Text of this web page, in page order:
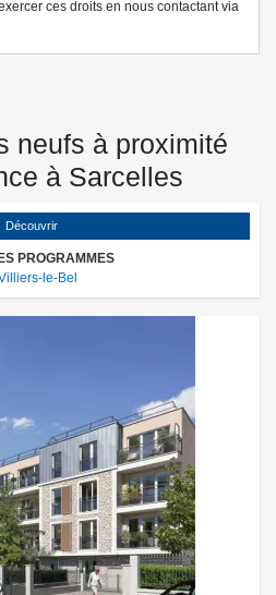
ces droits en nous contactant via
neufs à proximité
à Sarcelles
Découvrir
PROGRAMMES
le-Bel